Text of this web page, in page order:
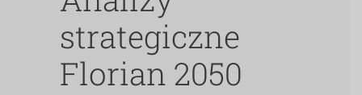
strategiczne
Florian 2050